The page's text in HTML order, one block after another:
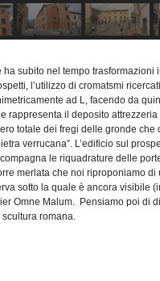
subito nel tempo
l’utilizzo di cromatsmi
ad L, facendo da
rappresenta il deposito
totale dei fregi delle gronde
verrucana”. L’edificio sul
le riquadrature delle
merlata che noi riproponiamo
sotto la quale è ancora
Omne Malum. Pensiamo poi di
romana.